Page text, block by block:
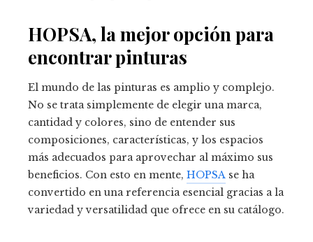
HOPSA, la mejor opción para
encontrar pinturas
El mundo de las pinturas es amplio y complejo.
No se trata simplemente de elegir una marca,
cantidad y colores, sino de entender sus
composiciones, características, y los espacios
más adecuados para aprovechar al máximo sus
beneficios. Con esto en mente, HOPSA se ha
convertido en una referencia esencial gracias a la
variedad y versatilidad que ofrece en su catálogo.